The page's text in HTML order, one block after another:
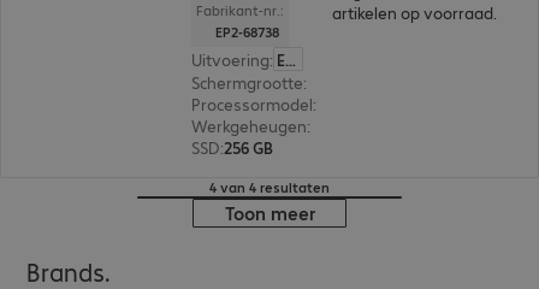
Fabrikant-nr.:
EP2-68738
Uitvoering: Europa
Schermgrootte:
Processormodel:
Werkgeheugen:
SSD:256 GB
artikelen op voorraad.
4 van 4 resultaten
Toon meer
Brands.